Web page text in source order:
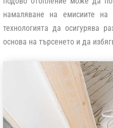
намаляване на емисиите на
технологията да осигурява
основа на търсенето и да